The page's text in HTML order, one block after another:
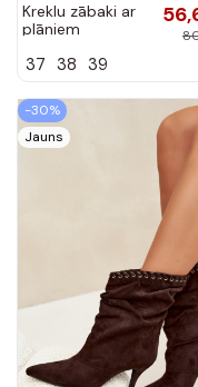
Kreklu zābaki ar
plāniem
krāsā Herella
37 38 39
-30%
Jauns